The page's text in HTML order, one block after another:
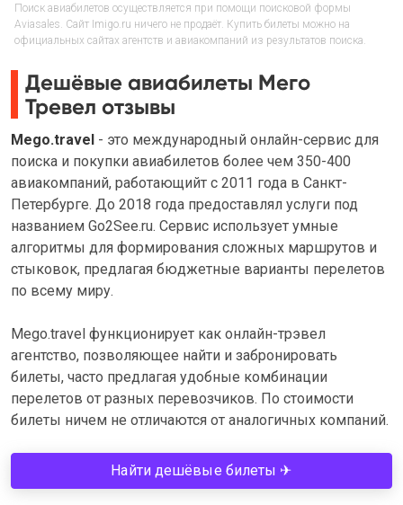
Поиск авиабилетов осуществляется при помощи поисковой формы
Aviasales. Сайт Imigo.ru ничего не продаёт. Купить билеты можно на
официальных сайтах агентств и авиакомпаний из результатов поиска.
Дешёвые авиабилеты Мего
Тревел отзывы
Mego.travel - это международный онлайн-сервис для
поиска и покупки авиабилетов более чем 350-400
авиакомпаний, работающийт с 2011 года в Санкт-
Петербурге. До 2018 года предоставлял услуги под
названием Go2See.ru. Сервис использует умные
алгоритмы для формирования сложных маршрутов и
стыковок, предлагая бюджетные варианты перелетов
по всему миру.
Mego.travel функционирует как онлайн-трэвел
агентство, позволяющее найти и забронировать
билеты, часто предлагая удобные комбинации
перелетов от разных перевозчиков. По стоимости
билеты ничем не отличаются от аналогичных компаний.
Найти дешёвые билеты ✈